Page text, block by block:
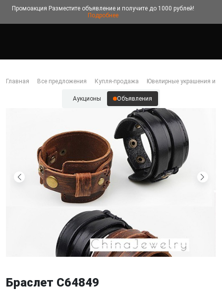
Промоакция Разместите объявление и получите до 1000 рублей!
Подробнее
Главная Все предложения Купля-продажа Ювелирные украшения и
Аукционы Объявления
Браслет C64849